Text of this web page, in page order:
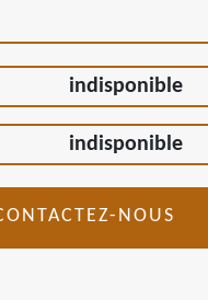
indisponible
indisponible
NOUS